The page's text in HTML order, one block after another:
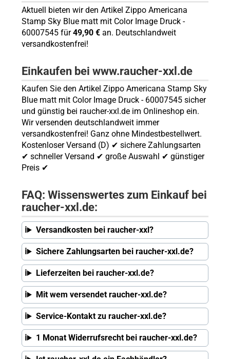
Aktuell bieten wir den Artikel Zippo Americana
Stamp Sky Blue matt mit Color Image Druck -
60007545 für49,90 €an. Deutschlandweit
versandkostenfrei!
Einkaufen bei www.raucher-xxl.de
Kaufen Sie den Artikel Zippo Americana Stamp Sky
Blue matt mit Color Image Druck - 60007545 sicher
und günstig bei raucher-xxl.de im Onlineshop ein.
Wir versenden deutschlandweit immer
versandkostenfrei! Ganz ohne Mindestbestellwert.
Kostenloser Versand (D) ✔ sichere Zahlungsarten
✔ schneller Versand ✔ große Auswahl ✔ günstiger
Preis ✔
FAQ: Wissenswertes zum Einkauf bei
raucher-xxl.de:
Versandkosten bei raucher-xxl?
Sichere Zahlungsarten bei raucher-xxl.de?
Lieferzeiten bei raucher-xxl.de?
Mit wem versendet raucher-xxl.de?
Service-Kontakt zu raucher-xxl.de?
1 Monat Widerrufsrecht bei raucher-xxl.de?